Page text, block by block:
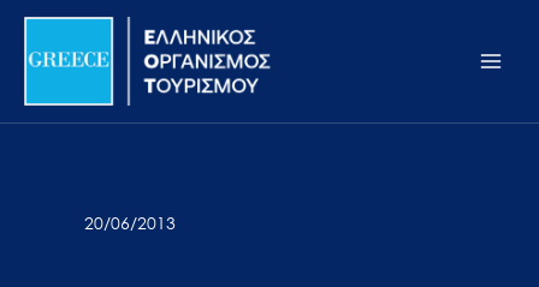
Σημείωση:
ιστότοπος
προσβασιμότητας.
Μετάβαση
περιεχόμενο
20/06/2013